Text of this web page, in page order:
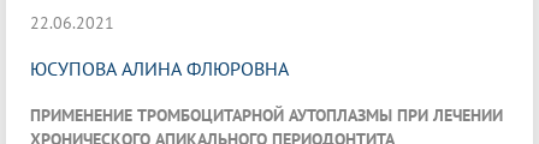
22.06.2021
ЮСУПОВА АЛИНА ФЛЮРОВНА
ПРИМЕНЕНИЕ ТРОМБОЦИТАРНОЙ АУТОПЛАЗМЫ ПРИ ЛЕЧЕНИИ
ХРОНИЧЕСКОГО АПИКАЛЬНОГО ПЕРИОДОНТИТА